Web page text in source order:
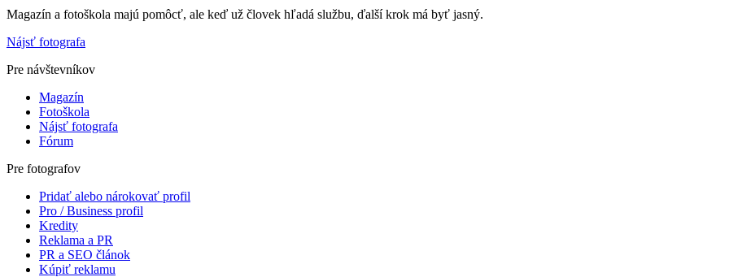
Magazín a fotoškola majú pomôcť, ale keď už človek hľadá službu, ďalší krok má byť jasný.
Nájsť fotografa
Pre návštevníkov
Magazín
Fotoškola
Nájsť fotografa
Fórum
Pre fotografov
Pridať alebo nárokovať profil
Pro / Business profil
Kredity
Reklama a PR
PR a SEO článok
Kúpiť reklamu